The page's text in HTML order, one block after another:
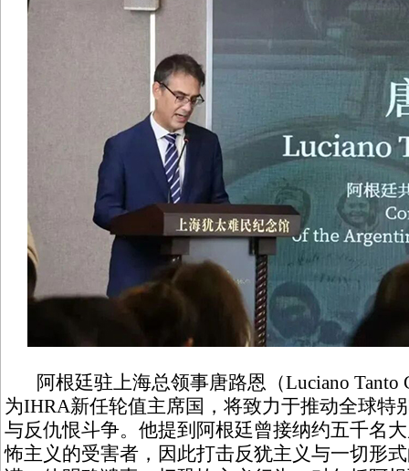
阿根廷驻上海总领事唐路恩（Luciano Tanto
为IHRA新任轮值主席国，将致力于推动全球特
与反仇恨斗争。他提到阿根廷曾接纳约五千名
怖主义的受害者，因此打击反犹主义与一切形